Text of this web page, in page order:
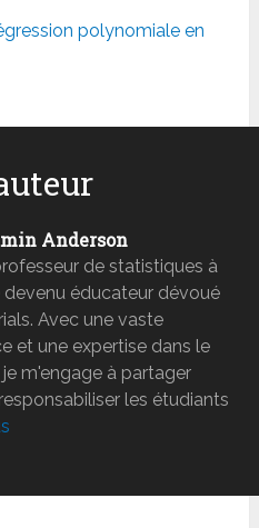
polynomiale en
Anderson
de statistiques à
devenu éducateur dévoué
Avec une vaste
et une expertise dans le
m'engage à partager
les étudiants